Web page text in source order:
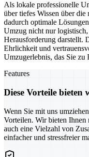
Als lokale professionelle
über tiefes Wissen über
dadurch optimale
Umzug nicht nur
Herausforderung darstellt.
Ehrlichkeit und
Umzugerlebnis, das Sie zu
Features
Diese Vorteile bieten
Wenn Sie mit uns
Vorteilen. Wir bieten Ihnen
auch eine Vielzahl von
einfacher und stressfreier